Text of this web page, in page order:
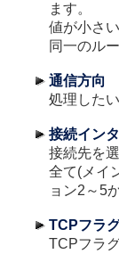
ます。
値が小さ
同一のル
通信方向
処理した
接続イン
接続先を
全て(メイ
ョン2～5
TCPフラ
TCPフラ